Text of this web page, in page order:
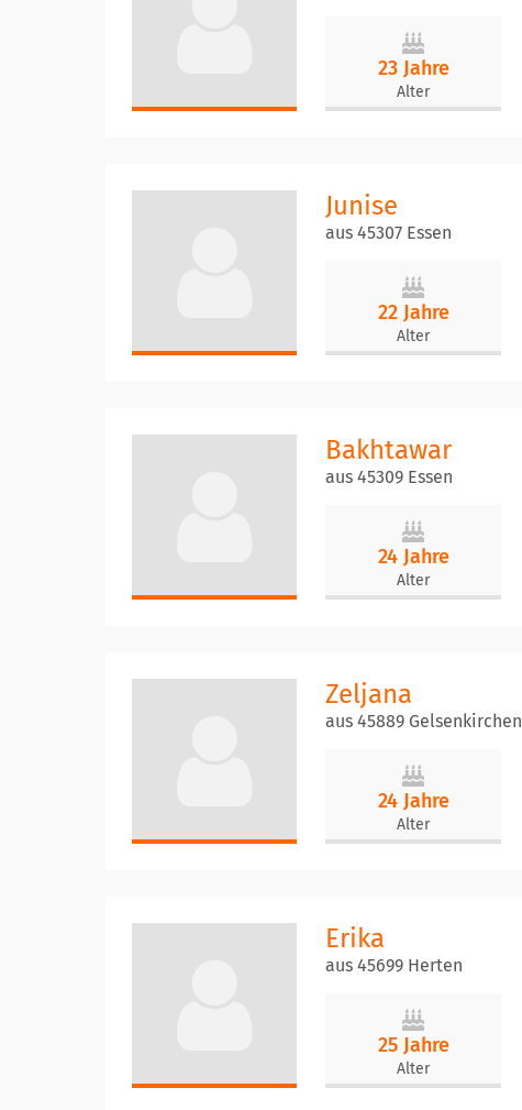
23 Jahre
Alter
Junise
aus 45307 Essen
22 Jahre
Alter
Bakhtawar
aus 45309 Essen
24 Jahre
Alter
Zeljana
aus 45889 Gelsenkirchen
24 Jahre
Alter
Erika
aus 45699 Herten
25 Jahre
Alter